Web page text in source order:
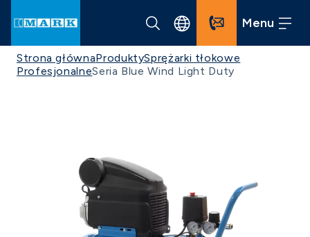
Menu
Strona głównaProduktySprężarki tłokowe
ProfesjonalneSeria Blue Wind Light Duty